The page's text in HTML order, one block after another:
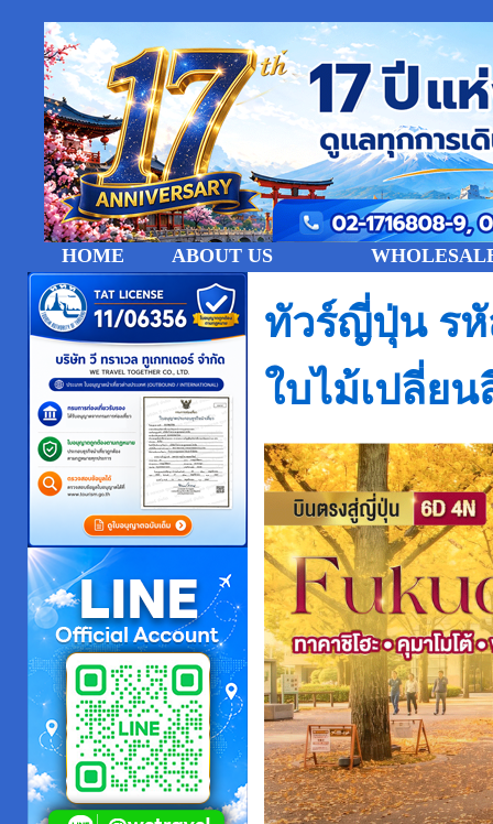
HOME ABOUT US
ทัวร์ญี่ปุ่น รหั
ใบไม้เปลี่ยน